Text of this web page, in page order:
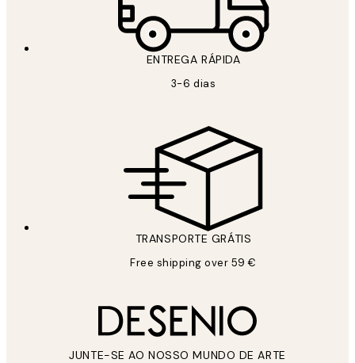
ENTREGA RÁPIDA
3-6 dias
TRANSPORTE GRÁTIS
Free shipping over 59 €
JUNTE-SE AO NOSSO MUNDO DE ARTE